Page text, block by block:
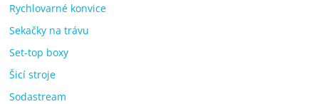
Rychlovarné konvice
Sekačky na trávu
Set-top boxy
Šicí stroje
Sodastream